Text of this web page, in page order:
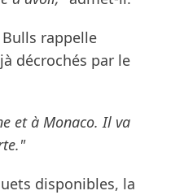
rappelle
décrochés par le
et à Monaco. Il va
disponibles, la